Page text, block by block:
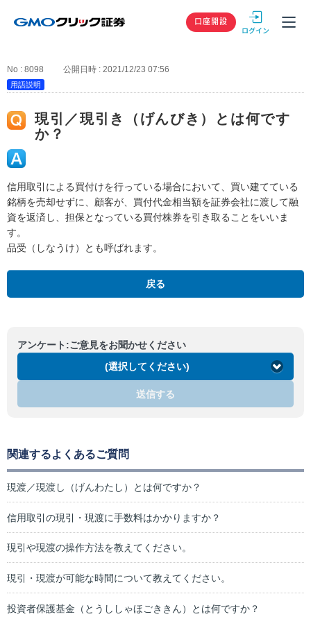
GMOクリック
口座開設
No : 8098 公開日時 : 2021/12/23 07:56
用語説明
現引／現引き（げんびき）とは何です
か？
信用取引による買付けを行っている場合において、買い建てている
銘柄を売却せずに、顧客が、買付代金相当額を証券会社に渡して融
資を返済し、担保となっている買付株券を引き取ることをいいま
す。
品受（しなうけ）とも呼ばれます。
戻る
アンケート:ご意見をお聞かせください
(選択してください)
送信する
関連するよくあるご質問
現渡／現渡し（げんわたし）とは何ですか？
信用取引の現引・現渡に手数料はかかりますか？
現引や現渡の操作方法を教えてください。
現引・現渡が可能な時間について教えてください。
投資者保護基金（とうししゃほごききん）とは何ですか？